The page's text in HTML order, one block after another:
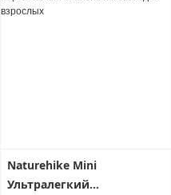
Naturehike Mini
Ультралегкий